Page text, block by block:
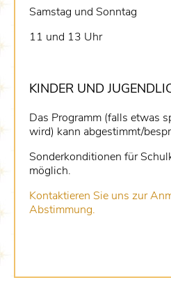
Samstag und Sonntag
11 und 13 Uhr
KINDER UND
Das Programm (falls etwas
wird) kann abgestimmt/
Sonderkonditionen für
möglich.
Kontaktieren Sie uns zur
Abstimmung.